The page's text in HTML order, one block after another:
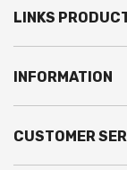
LINKS
INFORMATION
CUSTOMER